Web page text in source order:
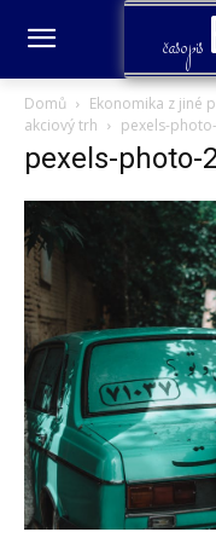
časopis
Domů
Ekonomika z jiné
akciový trh
pexels-
pexels-photo-